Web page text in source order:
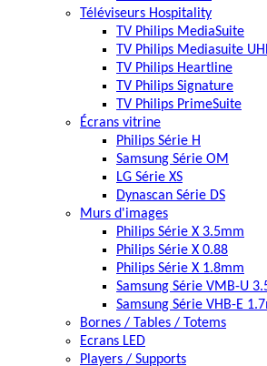
Téléviseurs Hospitality
TV Philips MediaSuite
TV Philips Mediasuite
TV Philips Heartline
TV Philips Signature
TV Philips PrimeSuite
Écrans vitrine
Philips Série H
Samsung Série OM
LG Série XS
Dynascan Série DS
Murs d'images
Philips Série X 3.5mm
Philips Série X 0.88
Philips Série X 1.8mm
Samsung Série VMB-U
Samsung Série VHB-E
Bornes / Tables / Totems
Ecrans LED
Players / Supports